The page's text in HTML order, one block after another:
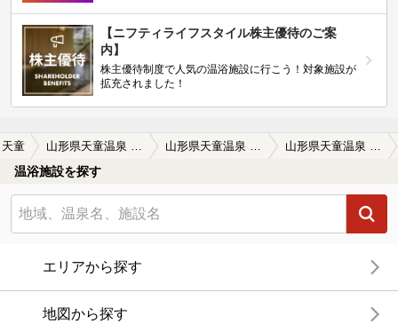
【ニフティライフスタイル株主優待のご案
内】
株主優待制度で人気の温浴施設に行こう！対象施設が
拡充されました！
天童
温浴施設を探す
エリアから探す
地図から探す